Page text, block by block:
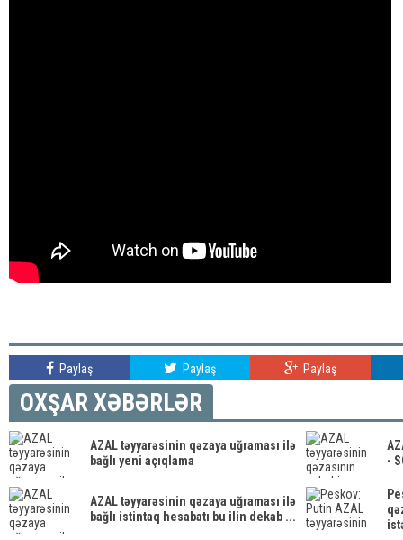
Paylaş Paylaş Paylaş
OXŞAR XƏBƏRLƏR
AZAL təyyarəsinin qəzaya uğraması ilə
bağlı yeni açıqlama
-
AZAL təyyarəsinin qəzaya uğraması ilə
bağlı istintaq hesabatı bu ilin dekab ...